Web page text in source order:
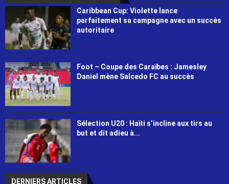
Caribbean Cup: Violette lance
parfaitement sa campagne avec un succès
autoritaire
Foot – Coupe des Caraïbes : Jamesley
Daniel mène Salcedo FC au succès
Sélection U20 : Haïti s’incline aux tirs au
but et dit adieu à...
DERNIERS ARTICLES